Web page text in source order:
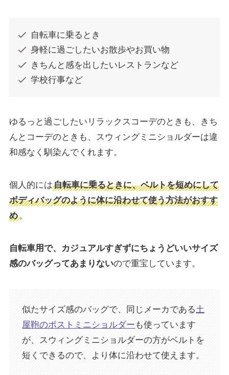
自転車に乗るとき
身軽に過ごしたいお散歩やお買い物
きちんと感を出したいレストランなど
学校行事など
ゆるっと過ごしたいリラックスコーデのときも、きち
んとコーデのときも、スウィングミニショルダーは違
和感なく馴染んでくれます。
個人的には自転車に乗るときに、ベルトを短めにして
ボディバッグのように体に沿わせて使う方法がおすす
め。
自転車用で、カジュアルすぎずにちょうどいいサイズ
感のバッグってあまりないので重宝しています。
似たサイズ感のバッグで、同じメーカである土
屋鞄のポストミニショルダー も使っています
が、スウィングミニショルダーの方がベルトを
短くできるので、より体に沿わせて使えます。